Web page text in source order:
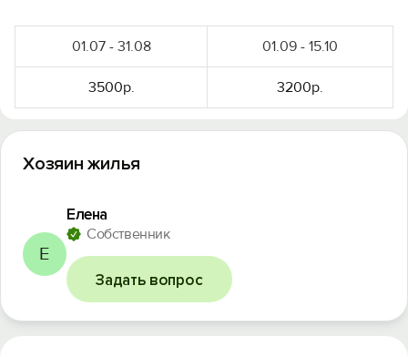
01.07 - 31.08 01.09 - 15.10
3500р. 3200р.
Хозяин жилья
Е
Елена
Собственник
Задать вопрос